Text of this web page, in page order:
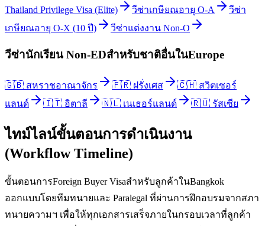
Thailand Privilege Visa (Elite)
วีซ่าเกษียณอายุ O-A
วีซ่า
เกษียณอายุ O-X (10 ปี)
วีซ่าแต่งงาน Non-O
วีซ่านักเรียน Non-EDสำหรับชาติอื่นในEurope
🇬🇧 สหราชอาณาจักร 🇫🇷 ฝรั่งเศส 🇨🇭 สวิตเซอร์
แลนด์
🇮🇹 อิตาลี 🇳🇱 เนเธอร์แลนด์ 🇷🇺 รัสเซีย
ไทม์ไลน์ขั้นตอนการดำเนินงาน
(Workflow Timeline)
ขั้นตอนการForeign Buyer Visaสำหรับลูกค้าในBangkok
ออกแบบโดยทีมทนายและ Paralegal ที่ผ่านการฝึกอบรมจากสภา
ทนายความฯ เพื่อให้ทุกเอกสารเสร็จภายในกรอบเวลาที่ลูกค้า